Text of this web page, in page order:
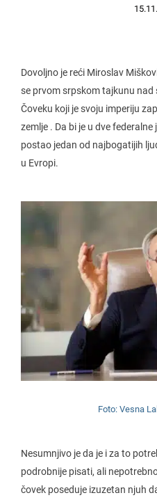
Dovoljno je reći Miroslav
se prvom srpskom tajkunu
Čoveku koji je svoju imperiju
zemlje . Da bi je u dve
postao jedan od najbogatijih
u Evropi.
Foto: Vesna
Nesumnjivo je da je i za to
podrobnije pisati, ali
čovek poseduje izuzetan njuh